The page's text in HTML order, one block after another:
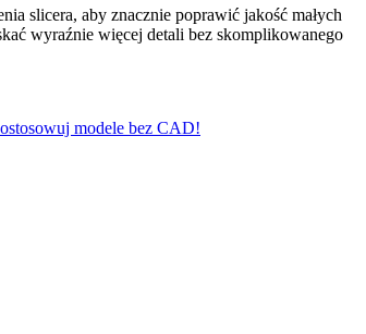
slicera, aby znacznie poprawić jakość małych
wyraźnie więcej detali bez skomplikowanego
modele bez CAD!